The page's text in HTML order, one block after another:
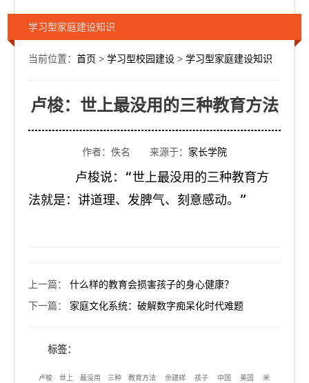
学习型家庭建设知识
当前位置： 首页 > 学习型校园建设 > 学习型家庭建设知识
卢梭：世上最没用的三种教育方法
作者：佚名 来源于： 家长学院
卢梭说：“世上最没用的三种教育方
法就是：讲道理、发脾气、刻意感动。”
上一篇： 什么样的教育会损害孩子的身心健康？
下一篇： 家庭文化系统：破解数字痴呆化时代难题
标签：
卢梭 世上 最没用 三种 教育方法 余建祥 孩子 中国 美国
米